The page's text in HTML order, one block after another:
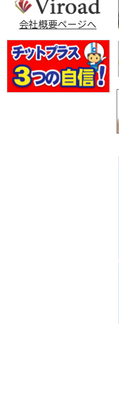
会社概要ページへ